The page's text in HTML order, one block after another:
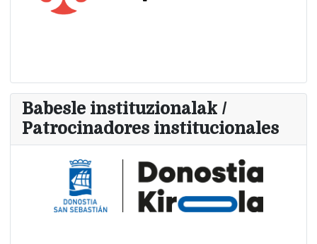
Babesle instituzionalak /
Patrocinadores institucionales